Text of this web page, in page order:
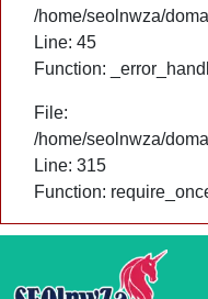
/home/seolnwza/
Line: 45
Function:
File:
/home/seolnwza/
Line: 315
Function: